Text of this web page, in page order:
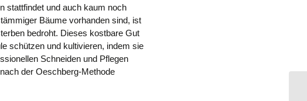
stattfindet und auch kaum noch
Bäume vorhanden sind, ist
bedroht. Dieses kostbare Gut
schützen und kultivieren, indem sie
Schneiden und Pflegen
der Oeschberg-Methode